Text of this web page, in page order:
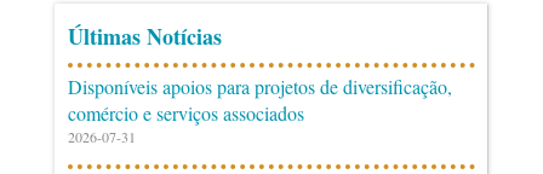
Últimas Notícias
Disponíveis apoios para projetos de diversificação,
comércio e serviços associados
2026-07-31